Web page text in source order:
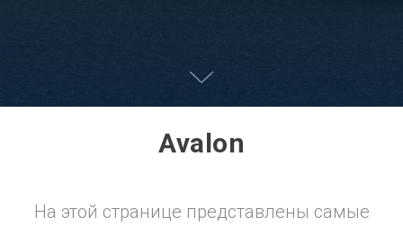
Avalon
На этой странице представлены самые